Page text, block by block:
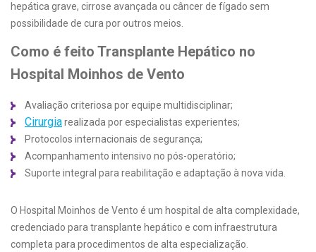
hepática grave, cirrose avançada ou câncer de fígado sem
possibilidade de cura por outros meios.
Como é feito Transplante Hepático no
Hospital Moinhos de Vento
Avaliação criteriosa por equipe multidisciplinar;
Cirurgiarealizada por especialistas experientes;
Protocolos internacionais de segurança;
Acompanhamento intensivo no pós-operatório;
Suporte integral para reabilitação e adaptação à nova vida.
O Hospital Moinhos de Vento é um hospital de alta complexidade,
credenciado para transplante hepático e com infraestrutura
completa para procedimentos de alta especialização.